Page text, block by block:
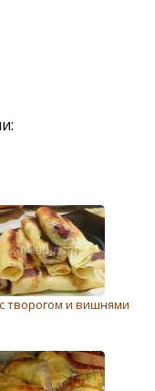
творогом и вишнями